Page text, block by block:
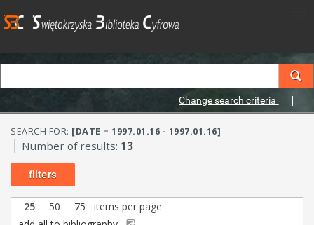
Change search criteria
SEARCH FOR: [DATE = 1997.01.16 - 1997.01.16]
Number of results: 13
filters
25 50 75
items per page